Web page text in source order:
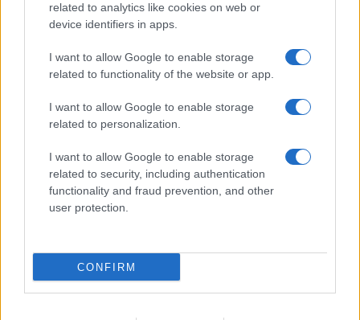
related to analytics like cookies on web or
device identifiers in apps.
I want to allow Google to enable storage
related to functionality of the website or app.
I want to allow Google to enable storage
related to personalization.
I want to allow Google to enable storage
related to security, including authentication
functionality and fraud prevention, and other
user protection.
CONFIRM
Mappa del sito
Cookie Policy
Frasi suddivise per tema
Indice degli autori
Aforismi .meglio.it è l'archivio web dedicato a frasi,
aforismi e citazioni più grande del web (137.890 frasi in
database) • ©2005-2025 • La riproduzione dei testi è
consentita citando la fonte secondo la Licenza
il sito ricava una commissione sugli acquisti idonei. •
Contatti